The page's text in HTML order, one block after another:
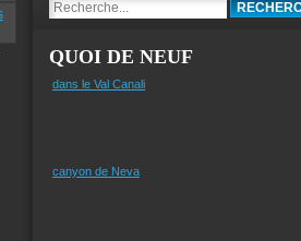
QUOI DE NEUF
dans le Val Canali
canyon de Neva